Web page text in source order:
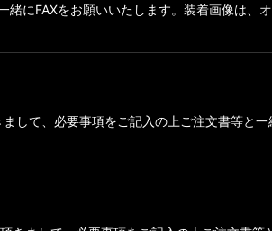
にFAXをお願いいたします。装着画像は、
て、必要事項をご記入の上ご注文書等と一